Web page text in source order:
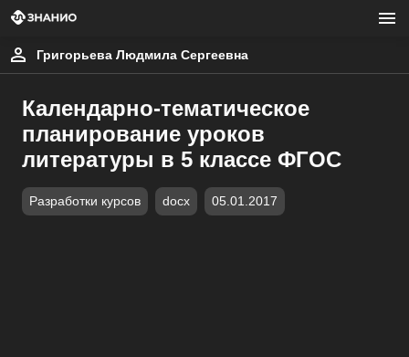
Григорьева Людмила Сергеевна
Календарно-тематическое
планирование уроков
литературы в 5 классе ФГОС
Разработки курсов docx 05.01.2017